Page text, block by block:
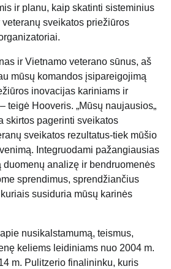
ir planu, kaip skatinti sisteminius
sveikatos priežiūros
ir Vietnamo veterano sūnus, aš
mūsų komandos įsipareigojimą
inovacijas kariniams ir
teigė Hooveris. „Mūsų naujausios„
skirtos pagerinti sveikatos
sveikatos rezultatus-tiek mūšio
Integruodami pažangiausias
analizę ir bendruomenės
sprendimus, sprendžiančius
susiduria mūsų karinės
nusikalstamumą, teismus,
keliems leidiniams nuo 2004 m.
m. Pulitzerio finalininku, kuris